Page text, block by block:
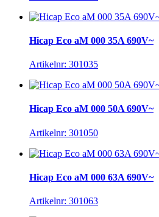
Hicap Eco aM 000 35A 690V~
Artikelnr: 301035
Hicap Eco aM 000 50A 690V~
Artikelnr: 301050
Hicap Eco aM 000 63A 690V~
Artikelnr: 301063